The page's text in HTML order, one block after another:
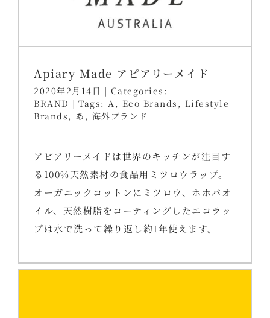
Apiary Made アピアリーメイド
2020年2月14日 | Categories:
BRAND | Tags: A , Eco Brands , Lifestyle
Brands , あ , 海外ブランド
アピアリーメイドは世界のキッチンが注目す
る100%天然素材の食品用ミツロウラップ。
オーガニックコットンにミツロウ、ホホバオ
イル、天然樹脂をコーティングしたエコラッ
プは水で洗って繰り返し約1年使えます。